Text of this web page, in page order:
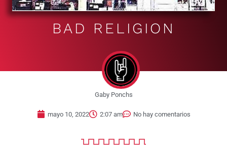
BAD RELIGION
Gaby Ponchs
mayo 10, 2022 2:07 am No hay comentarios